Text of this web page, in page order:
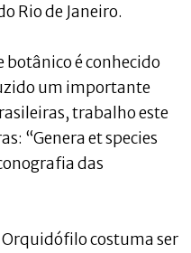
Rio de Janeiro.
é conhecido
um importante
trabalho este
“Genera et species
das
Orquidófilo costuma ser